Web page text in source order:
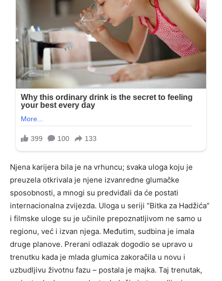
Njena karijera bila je na vrhuncu; svaka uloga koju je
preuzela otkrivala je njene izvanredne glumačke
sposobnosti, a mnogi su predviđali da će postati
internacionalna zvijezda. Uloga u seriji “Bitka za Hadžića”
i filmske uloge su je učinile prepoznatljivom ne samo u
regionu, već i izvan njega. Međutim, sudbina je imala
druge planove. Prerani odlazak dogodio se upravo u
trenutku kada je mlada glumica zakoračila u novu i
uzbudljivu životnu fazu – postala je majka. Taj trenutak,